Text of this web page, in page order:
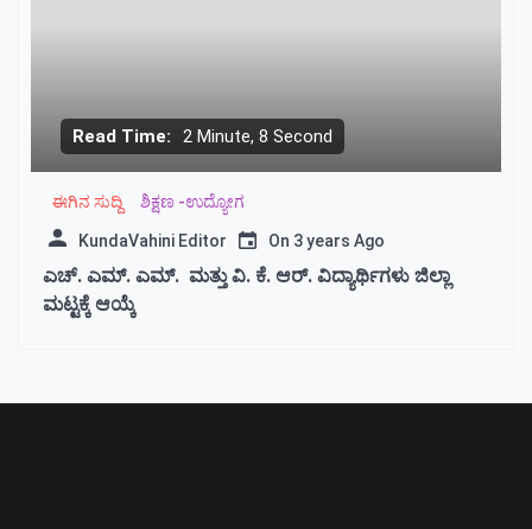
Read Time: 2 Minute, 8 Second
ಈಗಿನ ಸುದ್ದಿ ಶಿಕ್ಷಣ -ಉದ್ಯೋಗ
KundaVahini Editor On 3 years Ago
ಎಚ್. ಎಮ್‍. ಎಮ್‍. ಮತ್ತು ವಿ. ಕೆ. ಆರ್. ವಿದ್ಯಾರ್ಥಿಗಳು ಜಿಲ್ಲಾ
ಮಟ್ಟಕ್ಕೆ ಆಯ್ಕೆ